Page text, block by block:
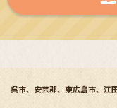
呉市、安芸郡、東広島市、江